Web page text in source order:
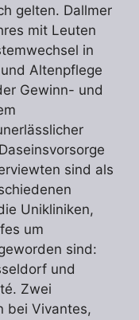
gelten. Dallmer
mit Leuten
in
Altenpflege
Gewinn- und
sind als
Unikliniken,
um
sind:
und
Zwei
bei Vivantes,